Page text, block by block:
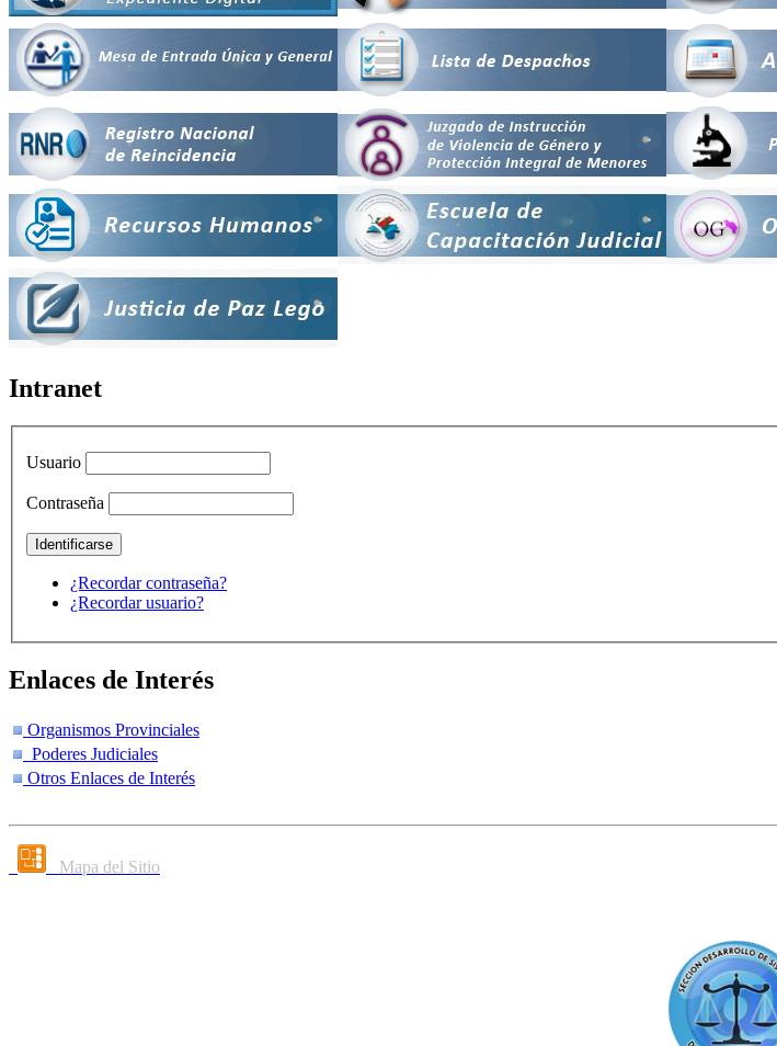
Intranet
Usuario
Contraseña
¿Recordar contraseña?
¿Recordar usuario?
Enlaces de Interés
Organismos Provinciales
Poderes Judiciales
Otros Enlaces de Interés
Mapa del Sitio